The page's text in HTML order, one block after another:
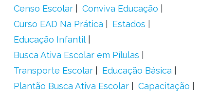
Censo Escolar
Conviva Educação
Curso EAD Na Prática
Estados
Educação Infantil
Busca Ativa Escolar em Pílulas
Transporte Escolar
Educação Básica
Plantão Busca Ativa Escolar
Capacitação